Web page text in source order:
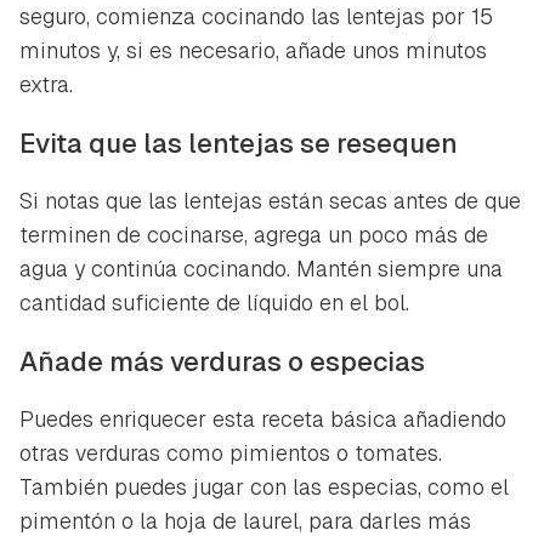
seguro, comienza cocinando las lentejas por 15
minutos y, si es necesario, añade unos minutos
extra.
Evita que las lentejas se resequen
Si notas que las lentejas están secas antes de que
terminen de cocinarse, agrega un poco más de
agua y continúa cocinando. Mantén siempre una
cantidad suficiente de líquido en el bol.
Añade más verduras o especias
Puedes enriquecer esta receta básica añadiendo
otras verduras como pimientos o tomates.
También puedes jugar con las especias, como el
pimentón o la hoja de laurel, para darles más